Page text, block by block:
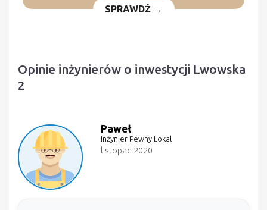
SPRAWDŹ →
Opinie inżynierów o inwestycji Lwowska
2
Paweł
Inżynier Pewny Lokal
listopad 2020